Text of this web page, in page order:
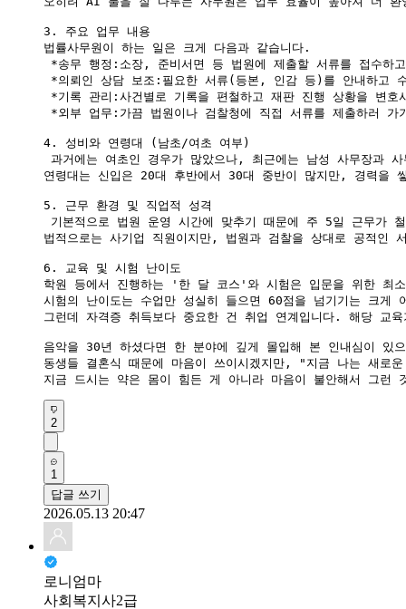
3. 주요 업무 내용
법률사무원이 하는 일은 크게 다음과 같습니다.
*송무 행정:소장, 준비서면 등 법원에 제출할 서류를 접수하
*의뢰인 상담 보조:필요한 서류(등본, 인감 등)를 안내하고
*기록 관리:사건별로 기록을 편철하고 재판 진행 상황을 변호
*외부 업무:가끔 법원이나 검찰청에 직접 서류를 제출하러 가
4. 성비와 연령대 (남초/여초 여부)
과거에는 여초인 경우가 많았으나, 최근에는 남성 사무장과
연령대는 신입은 20대 후반에서 30대 중반이 많지만, 경력을
5. 근무 환경 및 직업적 성격
기본적으로 법원 운영 시간에 맞추기 때문에 주 5일 근무가
법적으로는 사기업 직원이지만, 법원과 검찰을 상대로 공적인
6. 교육 및 시험 난이도
학원 등에서 진행하는 '한 달 코스'와 시험은 입문을 위한 최
시험의 난이도는 수업만 성실히 들으면 60점을 넘기기는 크
그런데 자격증 취득보다 중요한 건 취업 연계입니다. 해당 교
음악을 30년 하셨다면 한 분야에 깊게 몰입해 본 인내심이 있
동생들 결혼식 때문에 마음이 쓰이시겠지만, "지금 나는 새로
지금 드시는 약은 몸이 힘든 게 아니라 마음이 불안해서 그런
2
1
답글 쓰기
2026.05.13 20:47
로니엄마
사회복지사2급